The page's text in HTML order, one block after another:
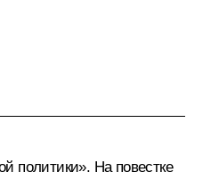
политики». На повестке